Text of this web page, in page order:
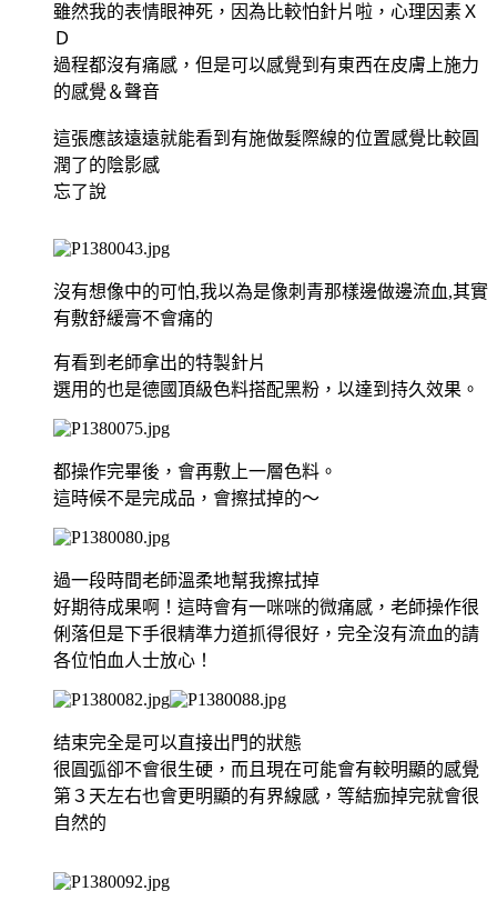
雖然我的表情眼神死，因為比較怕針片啦，心理因素Ｘ
Ｄ
過程都沒有痛感，但是可以感覺到有東西在皮膚上施力
的感覺＆聲音
這張應該遠遠就能看到有施做髮際線的位置感覺比較圓
潤了的陰影感
忘了說
沒有想像中的可怕,我以為是像刺青那樣邊做邊流血,其實
有敷舒緩膏不會痛的
有看到老師拿出的特製針片
選用的也是德國頂級色料搭配黑粉，以達到持久效果。
都操作完畢後，會再敷上一層色料。
這時候不是完成品，會擦拭掉的～
過一段時間老師溫柔地幫我擦拭掉
好期待成果啊！這時會有一咪咪的微痛感，老師操作很
俐落但是下手很精準力道抓得很好，完全沒有流血的請
各位怕血人士放心！
结束完全是可以直接出門的狀態
很圓弧卻不會很生硬，而且現在可能會有較明顯的感覺
第３天左右也會更明顯的有界線感，等結痂掉完就會很
自然的